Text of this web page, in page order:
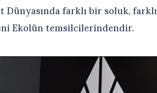
Dünyasında farklı bir soluk, farklı
Ekolün temsilcilerindendir.